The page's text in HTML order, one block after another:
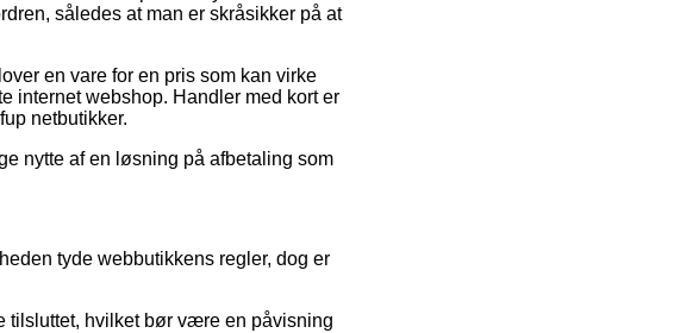
således at man er skråsikker på at
en vare for en pris som kan virke
internet webshop. Handler med kort er
netbutikker.
nytte af en løsning på afbetaling som
tyde webbutikkens regler, dog er
tilsluttet, hvilket bør være en påvisning